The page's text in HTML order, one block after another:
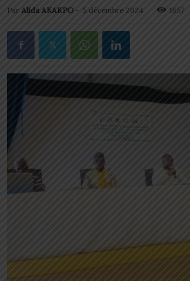
Par Alida AKAKPO- 5 décembre 2024 1657